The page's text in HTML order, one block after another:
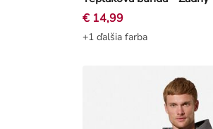
€ 14,99
+1 ďalšia farba